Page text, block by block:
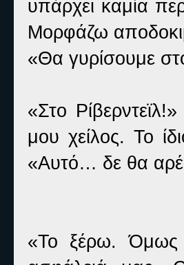
υπάρχει καμία
Μορφάζω
«Θα γυρίσουμε
«Στο
μου χείλος. Το
«Αυτό… δε θα
«Το ξέρω. Όμως